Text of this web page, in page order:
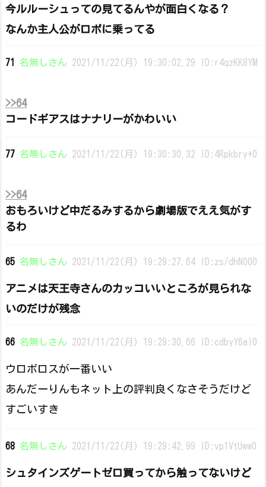
今ルルーシュっての見てるんやが面白くなる？
なんか主人公がロボに乗ってる
71 名無しさん 2021/11/22(月) 19:30:02.29 ID:r4qzKK8YM
>>64
コードギアスはナナリーがかわいい
77 名無しさん 2021/11/22(月) 19:30:30.32 ID:4Rpkbry+0
>>64
おもろいけど中だるみするから劇場版でええ気がす
るわ
65 名無しさん 2021/11/22(月) 19:29:27.64 ID:zs/dhN000
アニメは天王寺さんのカッコいいところが見られな
いのだけが残念
66 名無しさん 2021/11/22(月) 19:29:30.66 ID:cdbyY6aI0
ウロボロスが一番いい
あんだーりんもネット上の評判良くなさそうだけど
すごいすき
68 名無しさん 2021/11/22(月) 19:29:42.99 ID:vp1VtUww0
シュタインズゲートゼロ買ってから触ってないけど